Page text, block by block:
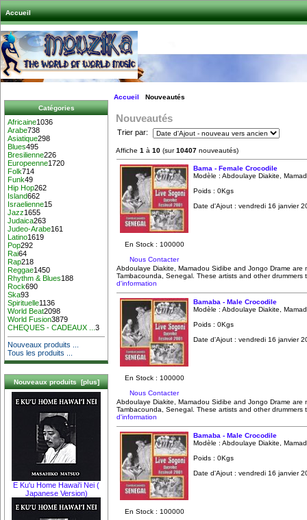
Accueil
Catégories
Africaine1036
Arabe738
Asiatique298
Blues495
Bresilienne226
Europeenne1720
Folk714
Funk49
Hip Hop262
Island662
Israelienne15
Jazz1655
Judaica263
Judeo-Arabe161
Latino1619
Pop292
Rai64
Rap218
Reggae1450
Rhythm & Blues188
Rock690
Ska93
Spirituelle1136
World Beat2098
World Fusion3879
CHEQUES - CADEAUX ...3
Nouveaux produits ...
Tous les produits ...
Nouveaux produits [plus]
E Ku'u Home Hawai'i Nei (
Japanese Version)
Accueil Nouveautés
Nouveautés
Trier par:
Affiche 1 à 10 (sur10407 nouveautés)
En Stock : 100000
Nous Contacter
Bama - Female Crocodile
Modèle : Abdoulaye Diakite,
Poids : 0Kgs
Date d'Ajout : vendredi 16 janvier
Abdoulaye Diakite, Mamadou Sidibe and Jongo Drame are
Tambacounda, Senegal. These artists and other drummers
d'information
En Stock : 100000
Nous Contacter
Bamaba - Male Crocodile
Modèle : Abdoulaye Diakite,
Poids : 0Kgs
Date d'Ajout : vendredi 16 janvier
Abdoulaye Diakite, Mamadou Sidibe and Jongo Drame are
Tambacounda, Senegal. These artists and other drummers
d'information
En Stock : 100000
Bamaba - Male Crocodile
Modèle : Abdoulaye Diakite,
Poids : 0Kgs
Date d'Ajout : vendredi 16 janvier